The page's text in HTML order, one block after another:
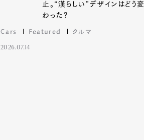
止。“漢らしい”デザインはどう変
わった?
Cars Featured クルマ
2026.07.14